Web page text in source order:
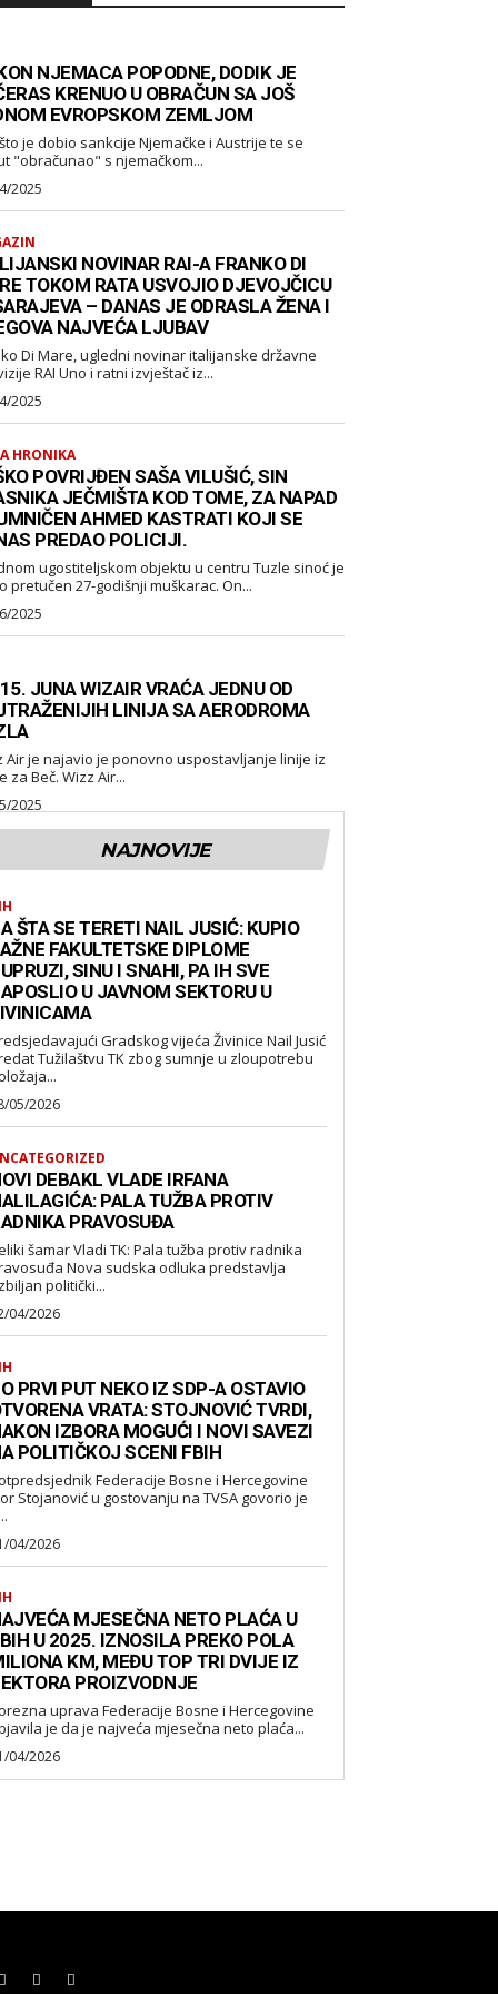
NJEMACA POPODNE, DODIK JE
KRENUO U OBRAČUN SA JOŠ
EVROPSKOM ZEMLJOM
je dobio sankcije Njemačke i Austrije te se
"obračunao" s njemačkom...
2025
NOVINAR RAI-A FRANKO DI
TOKOM RATA USVOJIO DJEVOJČICU
– DANAS JE ODRASLA ŽENA I
NAJVEĆA LJUBAV
Di Mare, ugledni novinar italijanske državne
RAI Uno i ratni izvještač iz...
2025
HRONIKA
POVRIJĐEN SAŠA VILUŠIĆ, SIN
JEČMIŠTA KOD TOME, ZA NAPAD
AHMED KASTRATI KOJI SE
PREDAO POLICIJI.
ugostiteljskom objektu u centru Tuzle sinoć je
pretučen 27-godišnji muškarac. On...
2025
JUNA WIZAIR VRAĆA JEDNU OD
LINIJA SA AERODROMA
uspostavljanje linije iz
Tuzle za Beč. Wizz Air...
2025
NAJNOVIJE
ŠTA SE TERETI NAIL JUSIĆ: KUPIO
FAKULTETSKE DIPLOME
SINU I SNAHI, PA IH SVE
U JAVNOM SEKTORU U
Gradskog vijeća Živinice Nail Jusić
Tužilaštvu TK zbog sumnje u zloupotrebu
05/2026
DEBAKL VLADE IRFANA
PALA TUŽBA PROTIV
PRAVOSUĐA
šamar Vladi TK: Pala tužba protiv radnika
Nova sudska odluka predstavlja
politički...
04/2026
PRVI PUT NEKO IZ SDP-A OSTAVIO
VRATA: STOJNOVIĆ TVRDI,
IZBORA MOGUĆI I NOVI SAVEZI
POLITIČKOJ SCENI FBIH
Federacije Bosne i Hercegovine
Stojanović u gostovanju na TVSA govorio je
04/2026
MJESEČNA NETO PLAĆA U
U 2025. IZNOSILA PREKO POLA
KM, MEĐU TOP TRI DVIJE IZ
PROIZVODNJE
uprava Federacije Bosne i Hercegovine
je da je najveća mjesečna neto plaća...
04/2026